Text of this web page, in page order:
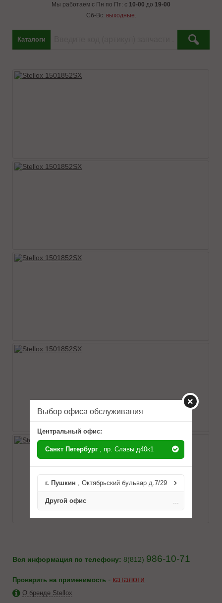
Мы работаем с Пн по Пт: с 10-00 до 19-00
Сб-Вс: выходные.
Каталоги
Вся информация по телефону: 8(812) 986-10-71
Проверить на применимость - каталоги
О бренде Stellox
Выбор офиса обслуживания
Центральный офис:
Санкт Петербург , пр. Славы д40к1
г. Пушкин , Октябрьский бульвар д.7/29
Другой офис